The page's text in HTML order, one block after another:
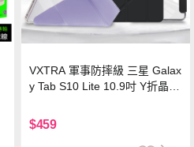
VXTRA 軍事防摔級 三星 Galax
y Tab S10 Lite 10.9吋 Y折晶透
$459